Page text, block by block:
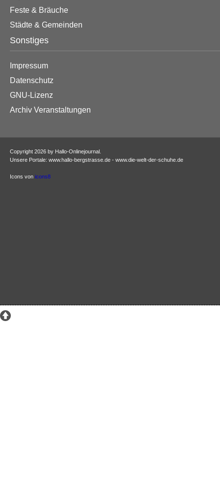
Feste & Bräuche
Städte & Gemeinden
Sonstiges
Impressum
Datenschutz
GNU-Lizenz
Archiv Veranstaltungen
Copyright 2026 by Hallo-Onlinejournal.
Unsere Portale: www.hallo-bergstrasse.de - www.die-welt-der-schuhe.de
Icons von icons8